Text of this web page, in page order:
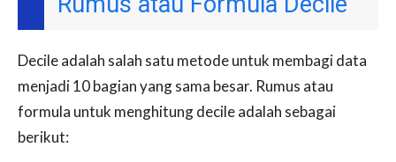
Decile adalah salah satu metode untuk membagi data
menjadi 10 bagian yang sama besar. Rumus atau
formula untuk menghitung decile adalah sebagai
berikut: